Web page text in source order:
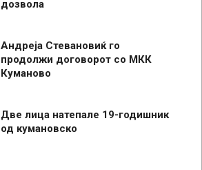
дозвола
Андреја Стевановиќ го
продолжи договорот со МКК
Куманово
Две лица натепале 19-годишник
од кумановско